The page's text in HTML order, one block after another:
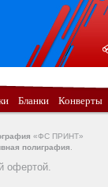
Бланки Конверты
«ФС ПРИНТ»
полиграфия
офертой.